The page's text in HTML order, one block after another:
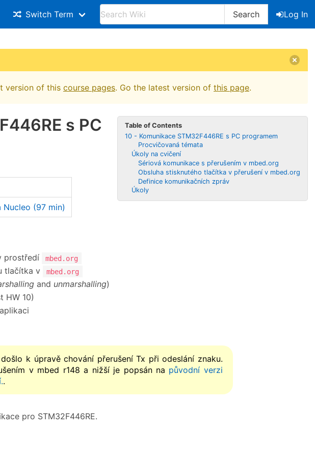
Switch Term Search
Log In
version of this course pages. Go the latest version of this page.
Table of Contents
10 - Komunikace STM32F446RE s PC programem
Procvičovaná témata
Úkoly na cvičení
Sériová komunikace s přerušením v mbed.org
Obsluha stisknutého tlačítka v přerušení v mbed.org
Definice komunikačních zpráv
Úkoly
s PC
(97 min)
prostředí mbed.org
tlačítka v mbed.org
and unmarshalling)
HW 10)
k úpravě chování přerušení Tx při odeslání znaku.
v mbed r148 a nižší je popsán na původní verzi
.
pro STM32F446RE.